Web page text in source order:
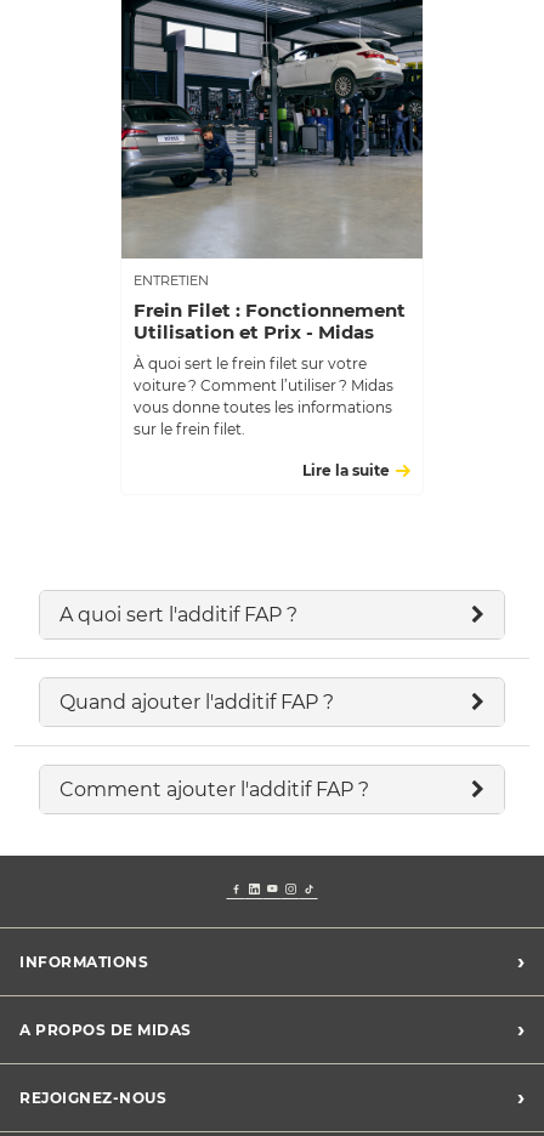
ENTRETIEN
Frein Filet : Fonctionnement
Utilisation et Prix - Midas
À quoi sert le frein filet sur votre
voiture ? Comment l’utiliser ? Midas
vous donne toutes les informations
sur le frein filet.
Lire la suite
A quoi sert l'additif FAP ?
Quand ajouter l'additif FAP ?
Comment ajouter l'additif FAP ?
INFORMATIONS ›
Charte des cookies
Charte des données personnelles
CGV
Conditions de promotions
A PROPOS DE MIDAS ›
Midas France
REJOIGNEZ-NOUS ›